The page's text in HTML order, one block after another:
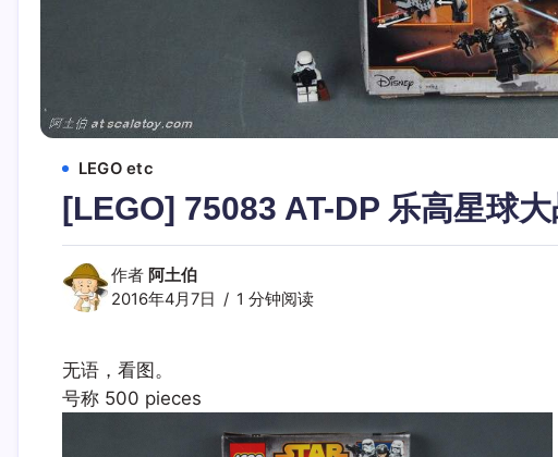
LEGO etc
[LEGO] 75083 AT-DP 乐高星球
作者 阿土伯
2016年4月7日
1 分钟阅读
无语，看图。
号称 500 pieces